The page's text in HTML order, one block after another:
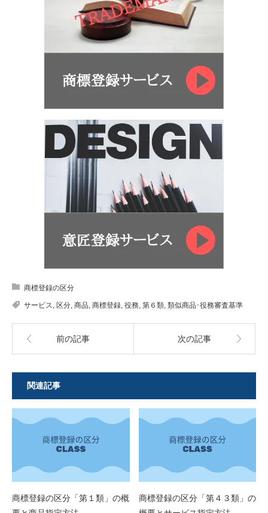
商標登録の区分
サービス 区分 商品 商標登録 役務 第６類 類似商品･役務審査基準
前の記事 次の記事
関連記事
商標登録の区分「第１類」の概
商標登録の区分「第４３類」の